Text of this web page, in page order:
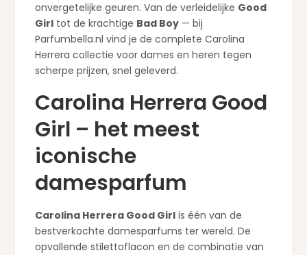
onvergetelijke geuren. Van de verleidelijke Good
Girl tot de krachtige Bad Boy — bij
Parfumbella.nl vind je de complete Carolina
Herrera collectie voor dames en heren tegen
scherpe prijzen, snel geleverd.
Carolina Herrera Good
Girl – het meest
iconische
damesparfum
Carolina Herrera Good Girl is één van de
bestverkochte damesparfums ter wereld. De
opvallende stilettoflacon en de combinatie van